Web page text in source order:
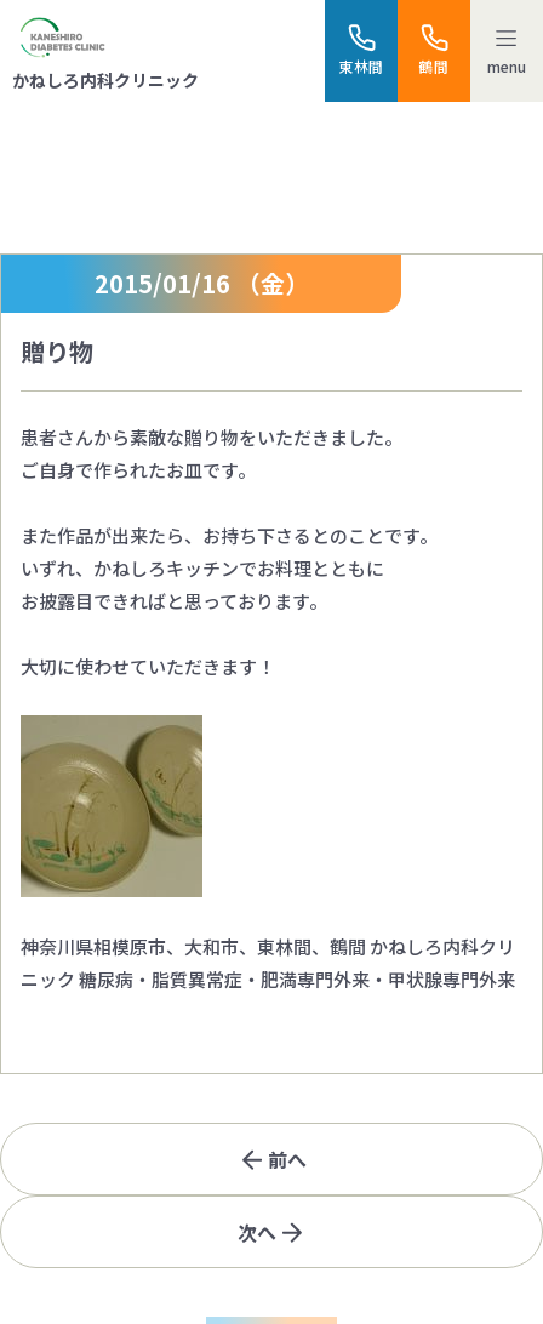
かねしろ内科クリニック
東林間 鶴間 menu
2015/01/16 （金）
贈り物
患者さんから素敵な贈り物をいただきました。
ご自身で作られたお皿です。
また作品が出来たら、お持ち下さるとのことです。
いずれ、かねしろキッチンでお料理とともに
お披露目できればと思っております。
大切に使わせていただきます！
神奈川県相模原市、大和市、東林間、鶴間 かねしろ内科クリ
ニック 糖尿病・脂質異常症・肥満専門外来・甲状腺専門外来
前へ
次へ